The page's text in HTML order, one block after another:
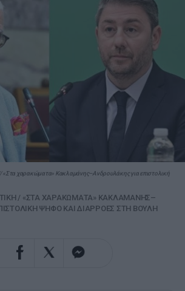
χαρακώματα» Κακλαμάνης–Ανδρουλάκης για επιστολική
/ «ΣΤΑ ΧΑΡΑΚΩΜΑΤΑ» ΚΑΚΛΑΜΑΝΗΣ–
ΨΗΦΟ ΚΑΙ ΔΙΑΡΡΟΕΣ ΣΤΗ ΒΟΥΛΗ